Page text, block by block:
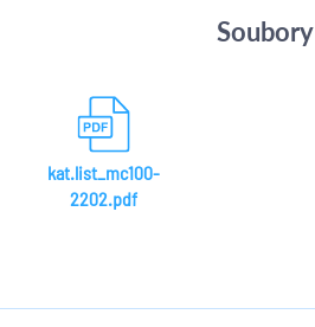
Soubory
kat.list_mc100-
2202.pdf